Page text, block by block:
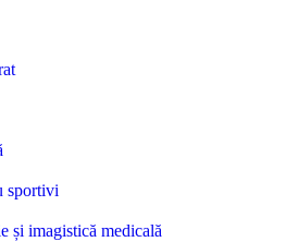
sportivi
și imagistică medicală